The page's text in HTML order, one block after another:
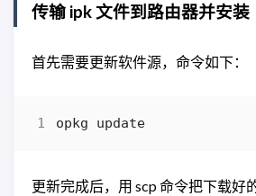
传输 ipk 文件到路由器并安装
首先需要更新软件源，命令如下：
更新完成后，用 scp 命令把下载好